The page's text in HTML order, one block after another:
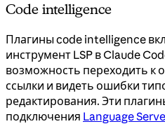
Code intelligence
Плагины code intelligence
инструмент LSP в Claude
возможность переходить к
ссылки и видеть ошибки
редактирования. Эти
подключения Language